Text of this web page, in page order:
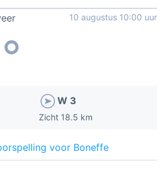
10 augustus 10:00 uur
W 3
Zicht 18.5 km
voor Boneffe